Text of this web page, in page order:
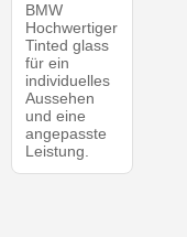
BMW
Hochwertiger
Tinted glass
für ein
individuelles
Aussehen
und eine
angepasste
Leistung.